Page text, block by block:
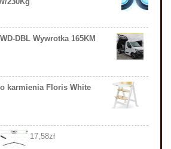
DBL Wywrotka 165KM
karmienia Floris White
17,58zł